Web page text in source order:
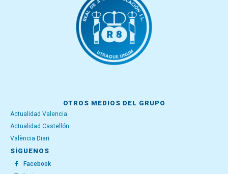
OTROS MEDIOS DEL GRUPO
Actualidad Valencia
Actualidad Castellón
València Diari
SÍGUENOS
Facebook